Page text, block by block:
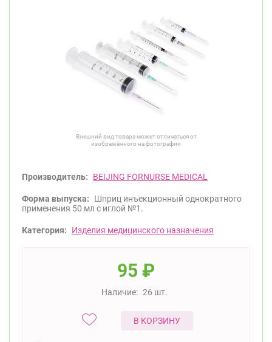
Внешний вид товара может отличаться от
изображённого на фотографии
Производитель: BEIJING FORNURSE MEDICAL
Форма выпуска:
Шприц инъекционный однократного
применения 50 мл с иглой №1.
Категория: Изделия медицинского назначения
95 ₽
Наличие: 26 шт.
В КОРЗИНУ